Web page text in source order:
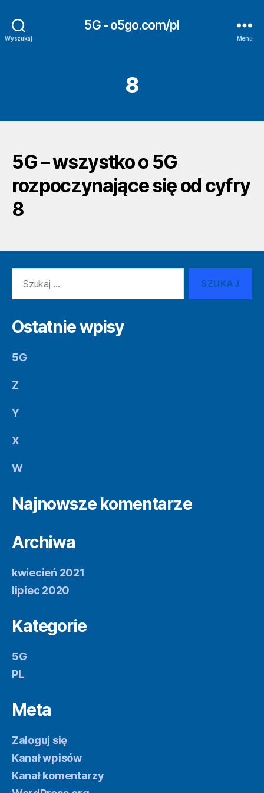
Wyszukaj
5G - o5go.com/pl
Menu
8
5G – wszystko o 5G
rozpoczynające się od cyfry
8
Ostatnie wpisy
5G
Z
Y
X
W
Najnowsze komentarze
Archiwa
kwiecień 2021
lipiec 2020
Kategorie
5G
PL
Meta
Zaloguj się
Kanał wpisów
Kanał komentarzy